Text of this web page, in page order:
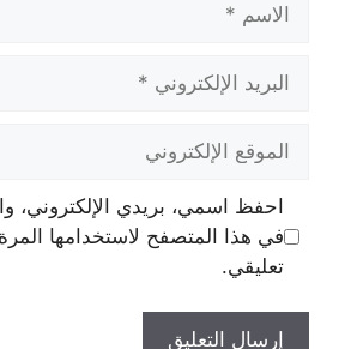
الإلكتروني
الإلكتروني
احفظ اسمي، بريدي الإلكتروني،
في هذا المتصفح لاستخدامها
تعليقي.